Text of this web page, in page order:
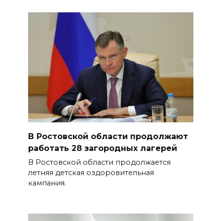
В Ростовской области продолжают
работать 28 загородных лагерей
В Ростовской области продолжается
летняя детская оздоровительная
кампания.